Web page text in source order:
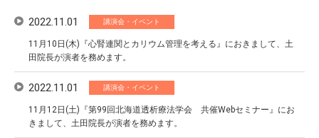
2022.11.01 講演会・イベント
11月10日(木)『心腎連関とカリウム管理を考える』におきまして、土
田院長が演者を務めます。
2022.11.01 講演会・イベント
11月12日(土)『第99回北海道透析療法学会 共催Webセミナー』にお
きまして、土田院長が演者を務めます。